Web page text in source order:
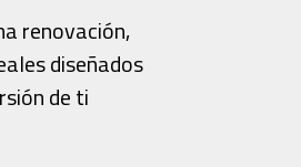
renovación,
diseñados
de ti